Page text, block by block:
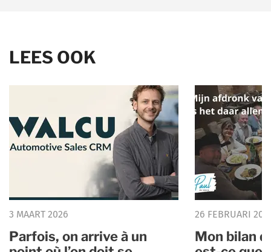
LEES OOK
3 MAART 2026
Parfois, on arrive à un
26 FEBRUARI
Mon bilan